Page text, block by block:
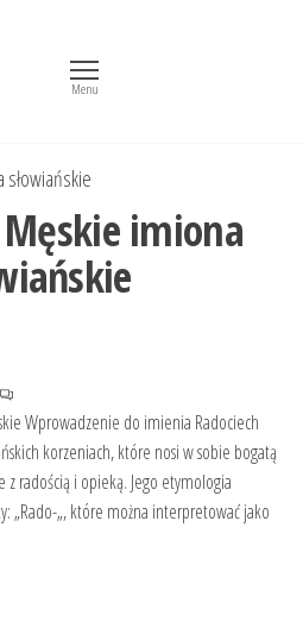
Menu
słowiańskie
Męskie imiona
Wprowadzenie do imienia Radociech
korzeniach, które nosi w sobie bogatą
z radością i opieką. Jego etymologia
„Rado-„, które można interpretować jako